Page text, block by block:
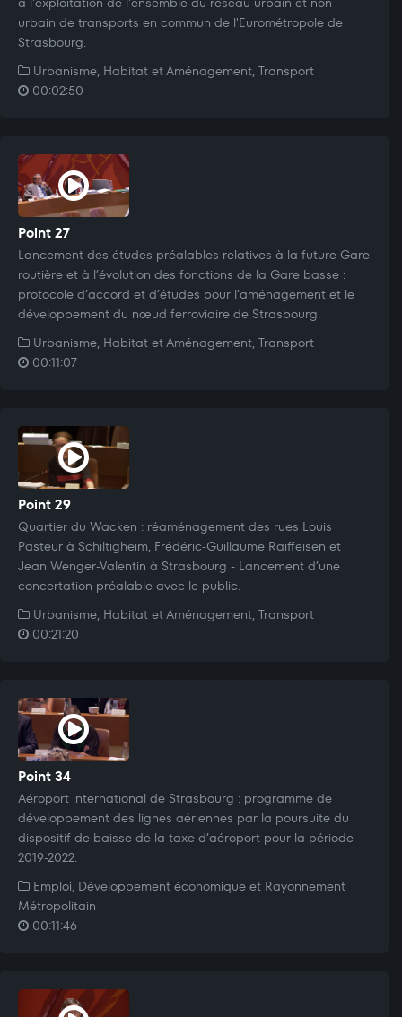
urbain de transports en commun de l'Eurométropole de
Strasbourg.
Urbanisme, Habitat et Aménagement, Transport
00:02:50
Point 27
Lancement des études préalables relatives à la future Gare
routière et à l’évolution des fonctions de la Gare basse :
protocole d’accord et d’études pour l’aménagement et le
développement du nœud ferroviaire de Strasbourg.
Urbanisme, Habitat et Aménagement, Transport
00:11:07
Point 29
Quartier du Wacken : réaménagement des rues Louis
Pasteur à Schiltigheim, Frédéric-Guillaume Raiffeisen et
Jean Wenger-Valentin à Strasbourg - Lancement d’une
concertation préalable avec le public.
Urbanisme, Habitat et Aménagement, Transport
00:21:20
Point 34
Aéroport international de Strasbourg : programme de
développement des lignes aériennes par la poursuite du
dispositif de baisse de la taxe d’aéroport pour la période
2019-2022.
Emploi, Développement économique et Rayonnement
Métropolitain
00:11:46